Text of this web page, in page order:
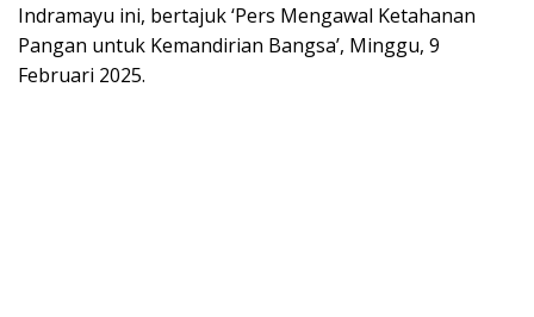
Indramayu ini, bertajuk ‘Pers Mengawal Ketahanan
Pangan untuk Kemandirian Bangsa’, Minggu, 9
Februari 2025.